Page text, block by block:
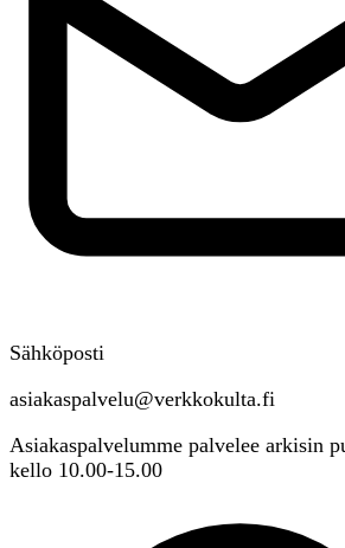
Sähköposti
asiakaspalvelu@verkkokulta.fi
Asiakaspalvelumme palvelee arkisin
kello 10.00-15.00